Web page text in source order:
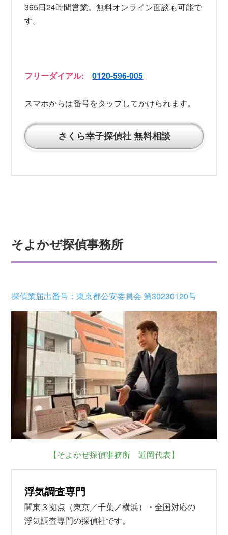
365日24時間営業。無料オンライン面談も可能で
す。
フリーダイアル:0120-596-005
スマホからは番号をタップしてかけられます。
さくら幸子探偵社 無料相談
そよかぜ探偵事務所
探偵業届出番号：東京都公安委員会 第30230120号
【そよかぜ探偵事務所 近岡代表】
浮気調査専門
関東３拠点（東京／千葉／横浜）・全国対応の
浮気調査専門の探偵社です。